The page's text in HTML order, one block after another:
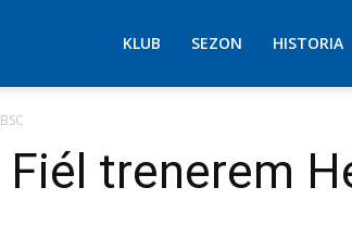
KLUB SEZON HISTORIA
trenerem